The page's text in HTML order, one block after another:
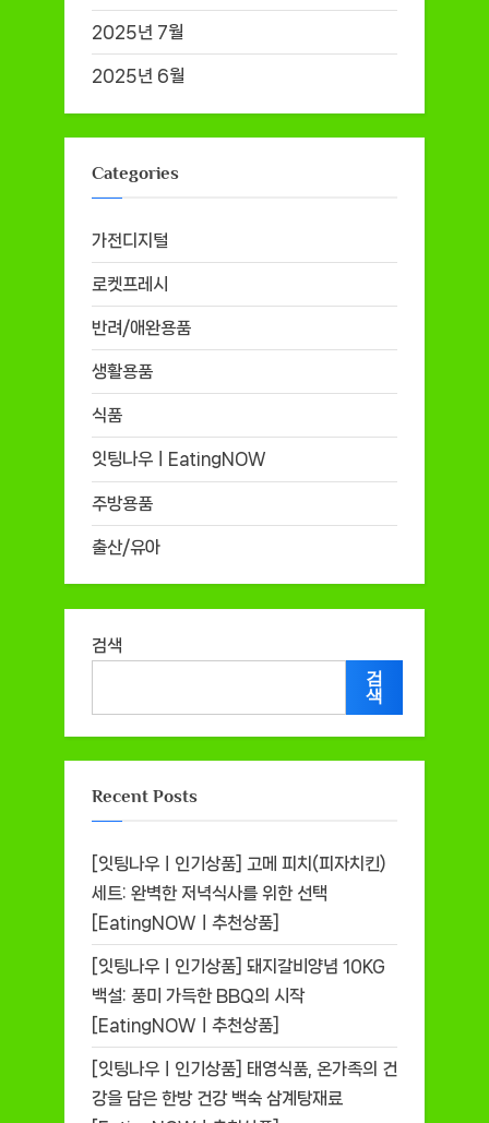
2025년 7월
2025년 6월
Categories
가전디지털
로켓프레시
반려/애완용품
생활용품
식품
잇팅나우ㅣEatingNOW
주방용품
출산/유아
검색
검
색
Recent Posts
[잇팅나우ㅣ인기상품] 고메 피치(피자치킨)
세트: 완벽한 저녁식사를 위한 선택
[EatingNOWㅣ추천상품]
[잇팅나우ㅣ인기상품] 돼지갈비양념 10KG
백설: 풍미 가득한 BBQ의 시작
[EatingNOWㅣ추천상품]
[잇팅나우ㅣ인기상품] 태영식품, 온가족의 건
강을 담은 한방 건강 백숙 삼계탕재료